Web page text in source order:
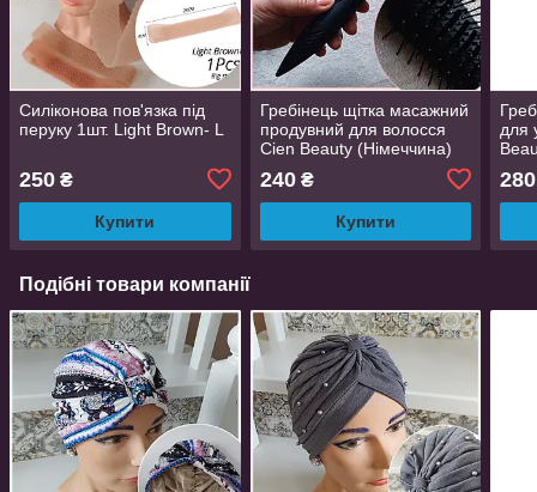
Силіконова пов'язка під
перуку 1шт. Light Brown- L
250 ₴
Купити
Гребінець щітка масажний
продувний для волосся
Cien Beauty (Німеччина)
240₴
Купити
для
280
Подібні товари компанії